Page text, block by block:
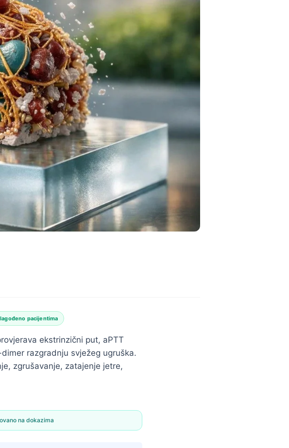
pacijentima
ekstrinzični put, aPTT
razgradnju svježeg ugruška.
zgrušavanje, zatajenje jetre,
na dokazima